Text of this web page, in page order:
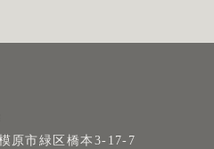
原市緑区橋本3-17-7